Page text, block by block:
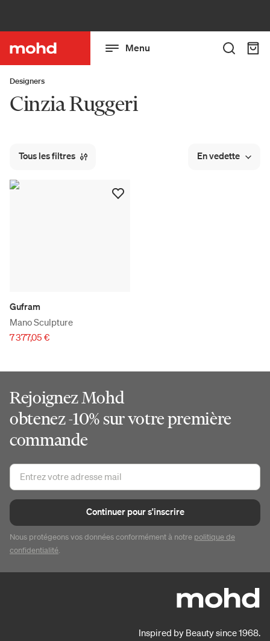
Menu
Designers
Cinzia Ruggeri
Tous les filtres En vedette
Gufram
Mano Sculpture
7 377,05 €
Rejoignez Mohd
obtenez -10% sur votre première
commande
Continuer pour s'inscrire
Nous protégeons vos données conformément à notre politique de
confidentialité.
Inspired by Beauty since 1968.